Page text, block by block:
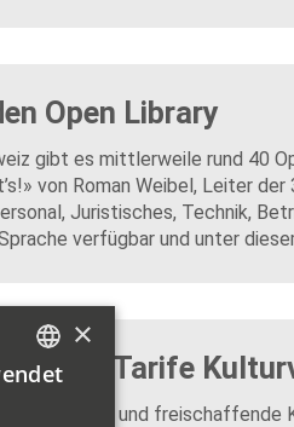
Open Library
gibt es mittlerweile rund 40
von Roman Weibel, Leiter
Juristisches, Technik,
verfügbar und unter
Tarife
erwerbende und
GERMAN
×